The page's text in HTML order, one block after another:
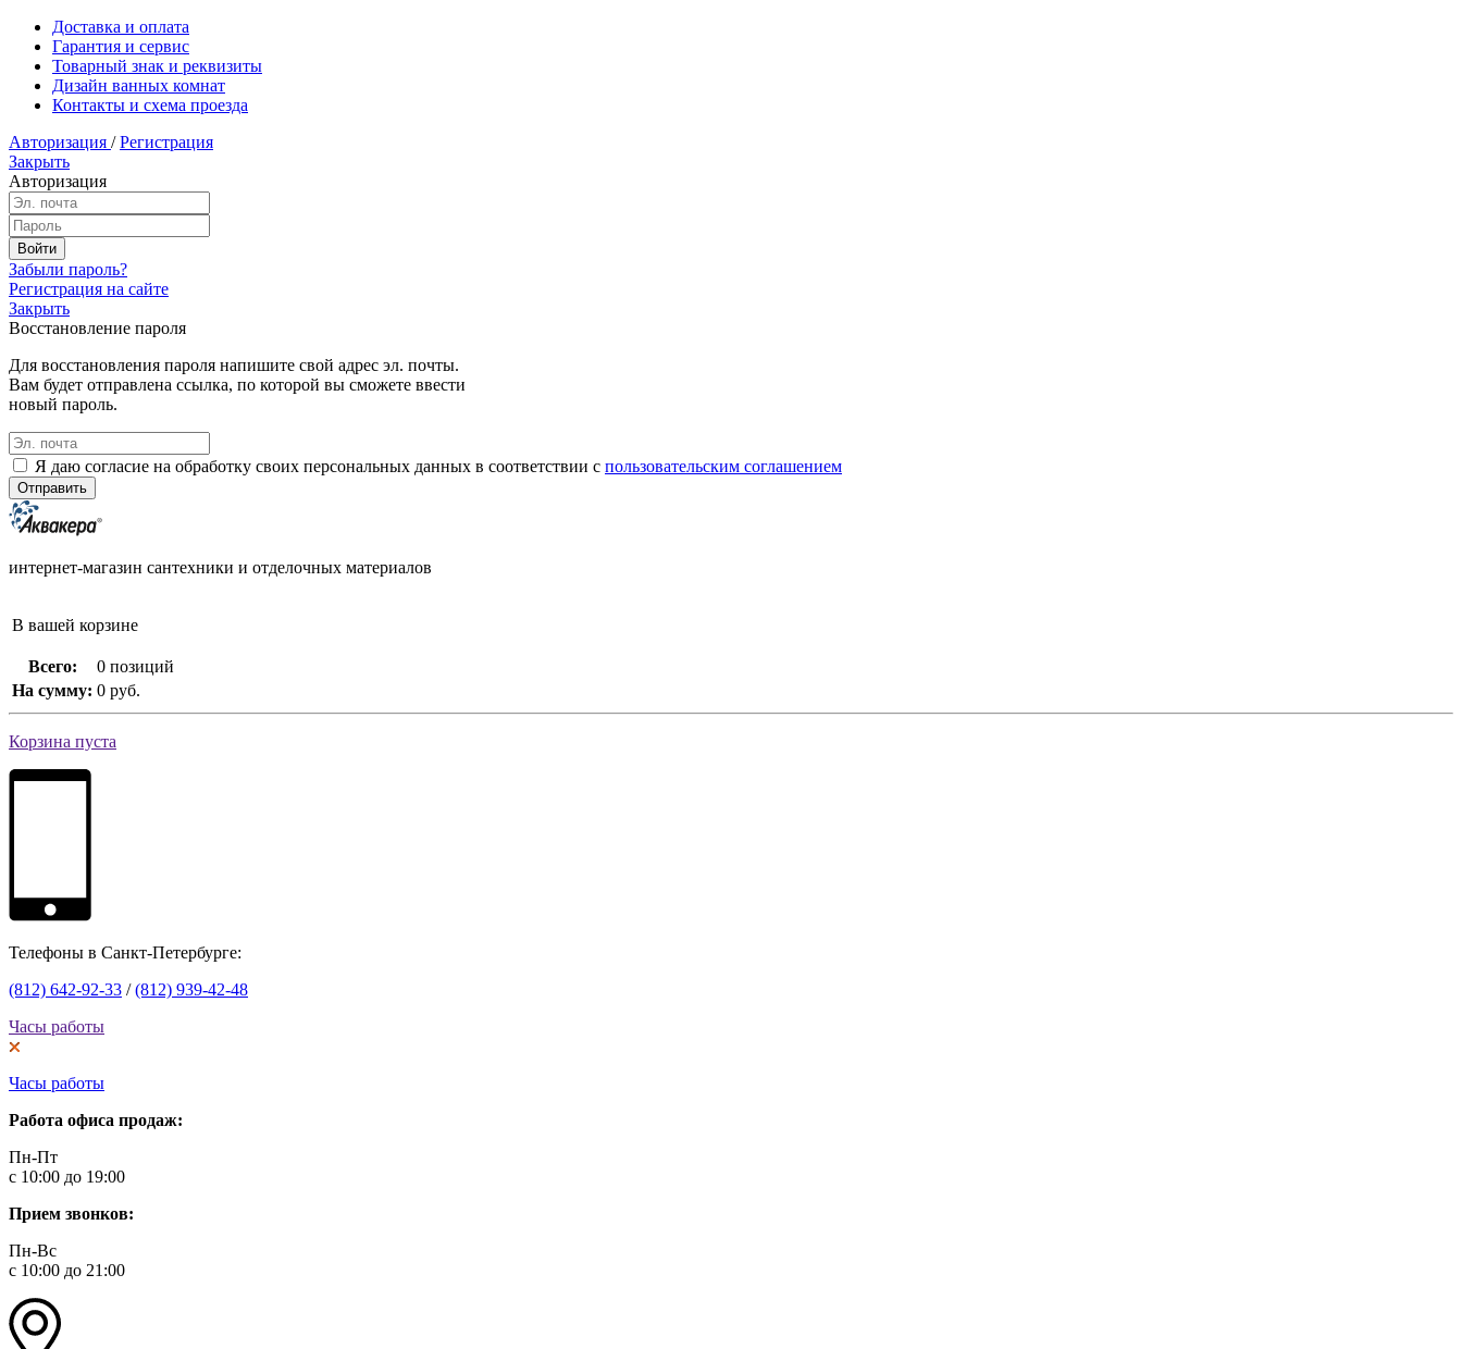
Доставка и оплата
Гарантия и сервис
Товарный знак и реквизиты
Дизайн ванных комнат
Контакты и схема проезда
Авторизация / Регистрация
Закрыть
Авторизация
Забыли пароль?
Регистрация на сайте
Закрыть
Восстановление пароля
Для восстановления пароля напишите свой адрес эл. почты.
Вам будет отправлена ссылка, по которой вы сможете ввести
новый пароль.
Я даю согласие на обработку своих персональных данных в соответствии с пользовательским соглашением
интернет-магазин сантехники и отделочных материалов
В вашей корзине
Всего:
0 позиций
На сумму: 0 руб.
Корзина пуста
Телефоны в Санкт-Петербурге:
(812) 642-92-33 /(812) 939-42-48
Часы работы
Часы работы
Работа офиса продаж:
Пн-Пт
с 10:00 до 19:00
Прием звонков:
Пн-Вс
с 10:00 до 21:00